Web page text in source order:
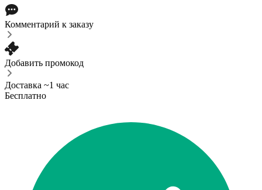
Комментарий к заказу
Добавить промокод
Доставка ~1 час
Бесплатно